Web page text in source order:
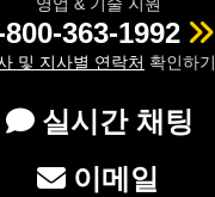
영업 & 기술 지원
800-363-1992
및 지사별 연락처 확인하기
실시간 채팅
이메일